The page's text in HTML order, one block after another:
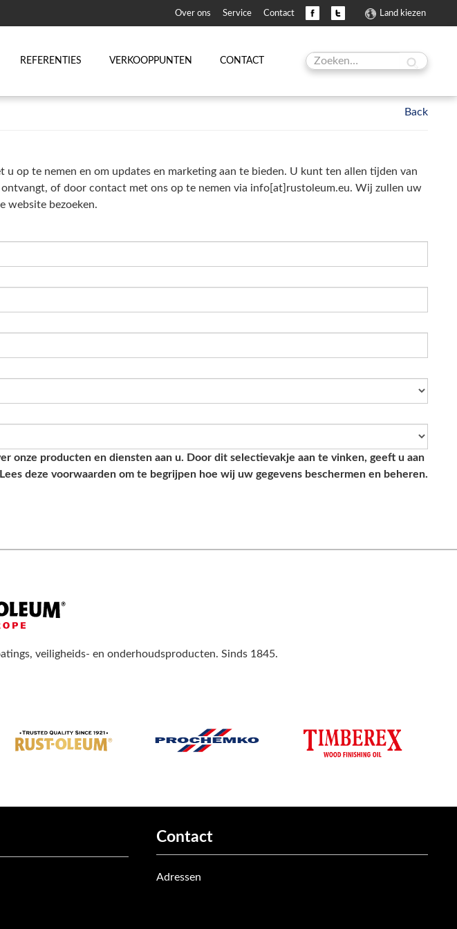
Land kiezen
Over ons Service Contact
REFERENTIES VERKOOPPUNTEN CONTACT
op te nemen en om updates en marketing aan te bieden. U kunt ten allen tijden van
of door contact met ons op te nemen via info[at]rustoleum.eu. Wij zullen uw
website bezoeken.
onze producten en diensten aan u. Door dit selectievakje aan te vinken, geeft u aan
deze voorwaarden om te begrijpen hoe wij uw gegevens beschermen en beheren.
veiligheids- en onderhoudsproducten. Sinds 1845.
Contact
Adressen